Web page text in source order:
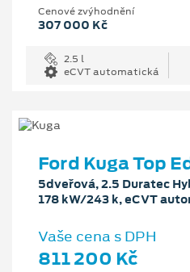
Cenové zvýhodnění
307 000 Kč
2.5 l
eCVT automatická
Ford Kuga Top
5dveřová, 2.5 Duratec
178 kW/243 k, eCVT
Vaše cena s DPH
811 200 Kč